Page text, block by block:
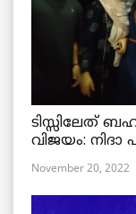
ടിസ്സിലേത്
വിജയം:
November 20, 2022